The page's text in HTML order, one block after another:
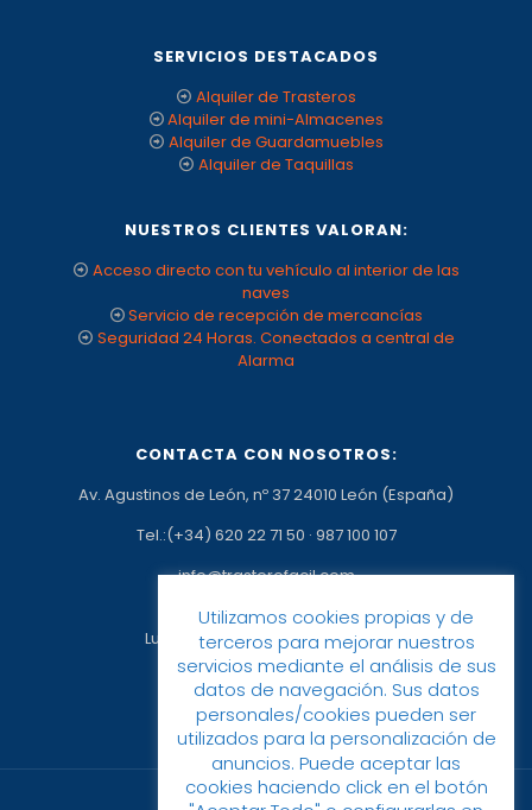
SERVICIOS DESTACADOS
Alquiler de Trasteros
Alquiler de mini-Almacenes
Alquiler de Guardamuebles
Alquiler de Taquillas
NUESTROS CLIENTES VALORAN:
Acceso directo con tu vehículo al interior de las
naves
Servicio de recepción de mercancías
Seguridad 24 Horas. Conectados a central de
Alarma
CONTACTA CON NOSOTROS:
Av. Agustinos de León, nº 37 24010 León (España)
Tel.:(+34) 620 22 71 50 · 987 100 107
info@trasterofacil.com
Horario:
Lunes a Viernes: 09:00h a 17:00h
Utilizamos cookies propias y de
terceros para mejorar nuestros
servicios mediante el análisis de sus
datos de navegación. Sus datos
personales/cookies pueden ser
utilizados para la personalización de
anuncios. Puede aceptar las
cookies haciendo click en el botón